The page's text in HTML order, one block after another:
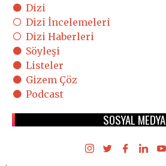
Dizi
Dizi İncelemeleri
Dizi Haberleri
Söyleşi
Listeler
Gizem Çöz
Podcast
SOSYAL MEDYA